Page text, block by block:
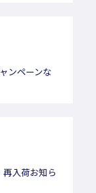
ンペーンな
入荷お知ら